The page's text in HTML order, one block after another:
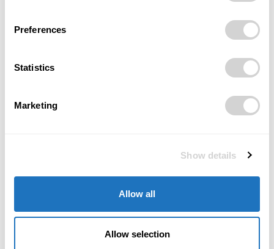
Preferences
Statistics
Marketing
Show details
Allow all
Allow selection
Pivovar Radegast je také součástí projektu Fond
potřebné pro rozvoj celé lokality na Pustevnách a
Zdroj: TZ Crest Communications Ostrava s.r.o.
Radegast